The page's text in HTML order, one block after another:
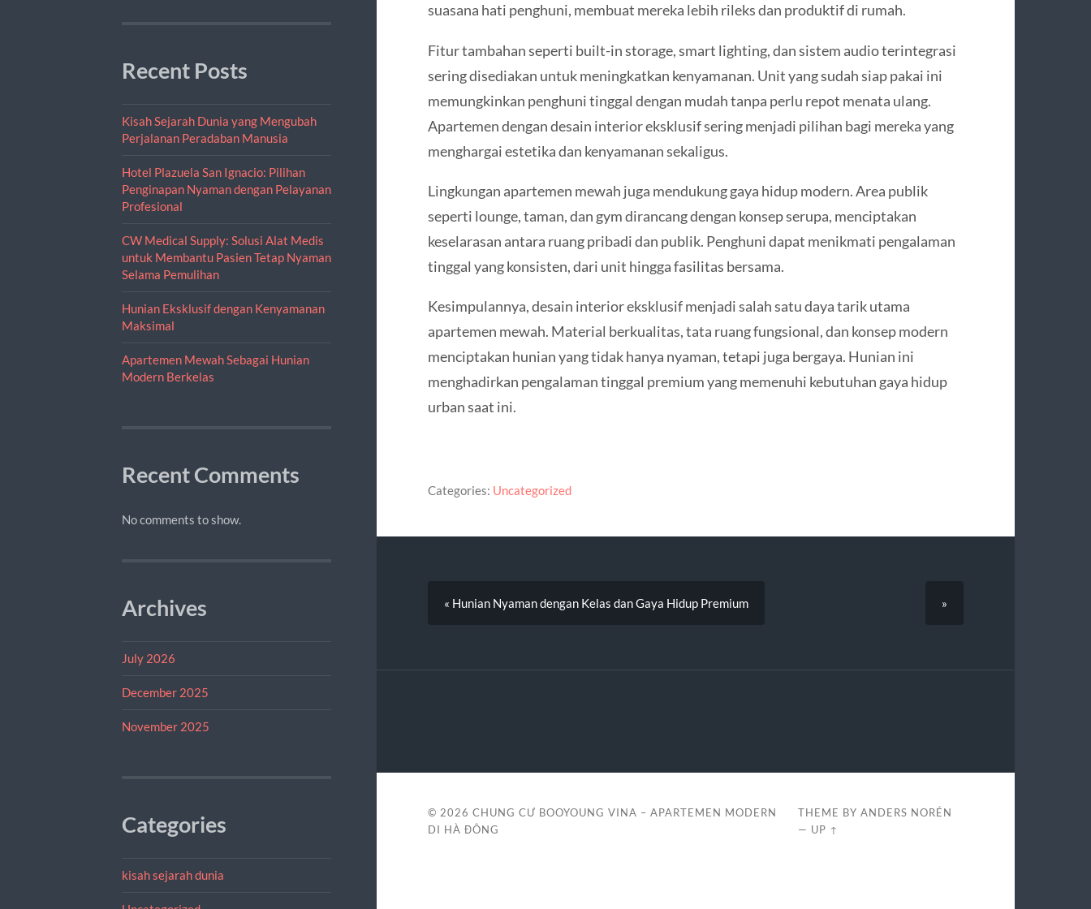
Recent Posts
Kisah Sejarah Dunia yang Mengubah
Perjalanan Peradaban Manusia
Hotel Plazuela San Ignacio: Pilihan
Penginapan Nyaman dengan Pelayanan
Profesional
CW Medical Supply: Solusi Alat Medis
untuk Membantu Pasien Tetap Nyaman
Selama Pemulihan
Hunian Eksklusif dengan Kenyamanan
Maksimal
Apartemen Mewah Sebagai Hunian
Modern Berkelas
Recent Comments
No comments to show.
Archives
July 2026
December 2025
November 2025
Categories
kisah sejarah dunia
suasana hati penghuni, membuat mereka lebih rileks dan produktif di rumah.
Fitur tambahan seperti built-in storage, smart lighting, dan sistem audio terintegrasi
sering disediakan untuk meningkatkan kenyamanan. Unit yang sudah siap pakai ini
memungkinkan penghuni tinggal dengan mudah tanpa perlu repot menata ulang.
Apartemen dengan desain interior eksklusif sering menjadi pilihan bagi mereka yang
menghargai estetika dan kenyamanan sekaligus.
Lingkungan apartemen mewah juga mendukung gaya hidup modern. Area publik
seperti lounge, taman, dan gym dirancang dengan konsep serupa, menciptakan
keselarasan antara ruang pribadi dan publik. Penghuni dapat menikmati pengalaman
tinggal yang konsisten, dari unit hingga fasilitas bersama.
Kesimpulannya, desain interior eksklusif menjadi salah satu daya tarik utama
apartemen mewah. Material berkualitas, tata ruang fungsional, dan konsep modern
menciptakan hunian yang tidak hanya nyaman, tetapi juga bergaya. Hunian ini
menghadirkan pengalaman tinggal premium yang memenuhi kebutuhan gaya hidup
urban saat ini.
Categories: Uncategorized
« Hunian Nyaman dengan Kelas dan Gaya Hidup Premium »
© 2026 CHUNG CƯ BOOYOUNG VINA – APARTEMEN MODERN
DI HÀ ĐÔNG
THEME BYANDERS NORÉN
— UP ↑